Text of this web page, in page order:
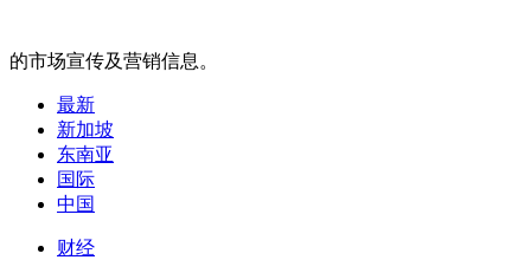
的市场宣传及营销信息。
最新
新加坡
东南亚
国际
中国
财经